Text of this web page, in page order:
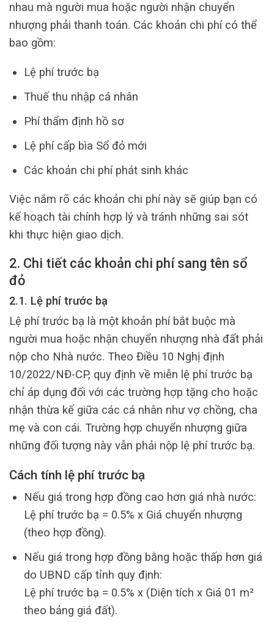
nhau mà người mua hoặc người nhận chuyển
nhượng phải thanh toán. Các khoản chi phí có thể
bao gồm:
Lệ phí trước bạ
Thuế thu nhập cá nhân
Phí thẩm định hồ sơ
Lệ phí cấp bìa Sổ đỏ mới
Các khoản chi phí phát sinh khác
Việc nắm rõ các khoản chi phí này sẽ giúp bạn có
kế hoạch tài chính hợp lý và tránh những sai sót
khi thực hiện giao dịch.
2. Chi tiết các khoản chi phí sang tên sổ
đỏ
2.1. Lệ phí trước bạ
Lệ phí trước bạ là một khoản phí bắt buộc mà
người mua hoặc nhận chuyển nhượng nhà đất phải
nộp cho Nhà nước. Theo Điều 10 Nghị định
10/2022/NĐ-CP, quy định về miễn lệ phí trước bạ
chỉ áp dụng đối với các trường hợp tặng cho hoặc
nhận thừa kế giữa các cá nhân như vợ chồng, cha
mẹ và con cái. Trường hợp chuyển nhượng giữa
những đối tượng này vẫn phải nộp lệ phí trước bạ.
Cách tính lệ phí trước bạ
Nếu giá trong hợp đồng cao hơn giá nhà nước:
Lệ phí trước bạ = 0.5% x Giá chuyển nhượng
(theo hợp đồng).
Nếu giá trong hợp đồng bằng hoặc thấp hơn giá
do UBND cấp tỉnh quy định:
Lệ phí trước bạ = 0.5% x (Diện tích x Giá 01 m²
theo bảng giá đất).